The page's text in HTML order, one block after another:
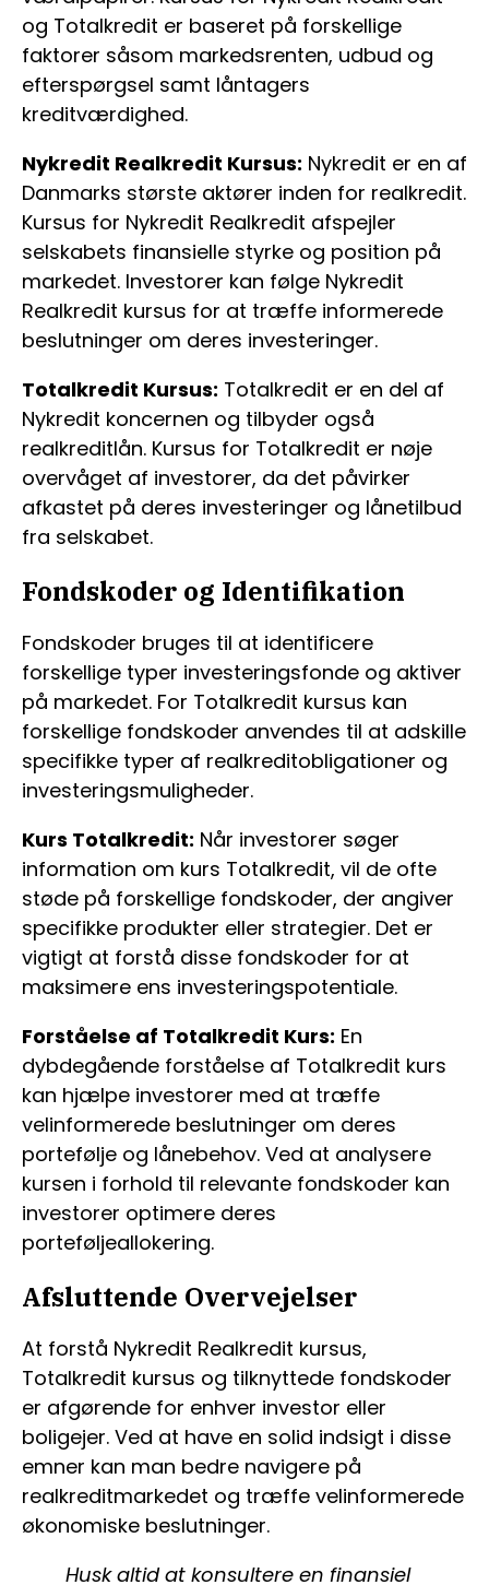
og Totalkredit er baseret på forskellige
faktorer såsom markedsrenten, udbud og
efterspørgsel samt låntagers
kreditværdighed.
Nykredit Realkredit Kursus: Nykredit er en af
Danmarks største aktører inden for realkredit.
Kursus for Nykredit Realkredit afspejler
selskabets finansielle styrke og position på
markedet. Investorer kan følge Nykredit
Realkredit kursus for at træffe informerede
beslutninger om deres investeringer.
Totalkredit Kursus: Totalkredit er en del af
Nykredit koncernen og tilbyder også
realkreditlån. Kursus for Totalkredit er nøje
overvåget af investorer, da det påvirker
afkastet på deres investeringer og lånetilbud
fra selskabet.
Fondskoder og Identifikation
Fondskoder bruges til at identificere
forskellige typer investeringsfonde og aktiver
på markedet. For Totalkredit kursus kan
forskellige fondskoder anvendes til at adskille
specifikke typer af realkreditobligationer og
investeringsmuligheder.
Kurs Totalkredit: Når investorer søger
information om kurs Totalkredit, vil de ofte
støde på forskellige fondskoder, der angiver
specifikke produkter eller strategier. Det er
vigtigt at forstå disse fondskoder for at
maksimere ens investeringspotentiale.
Forståelse af Totalkredit Kurs: En
dybdegående forståelse af Totalkredit kurs
kan hjælpe investorer med at træffe
velinformerede beslutninger om deres
portefølje og lånebehov. Ved at analysere
kursen i forhold til relevante fondskoder kan
investorer optimere deres
porteføljeallokering.
Afsluttende Overvejelser
At forstå Nykredit Realkredit kursus,
Totalkredit kursus og tilknyttede fondskoder
er afgørende for enhver investor eller
boligejer. Ved at have en solid indsigt i disse
emner kan man bedre navigere på
realkreditmarkedet og træffe velinformerede
økonomiske beslutninger.
Husk altid at konsultere en finansiel